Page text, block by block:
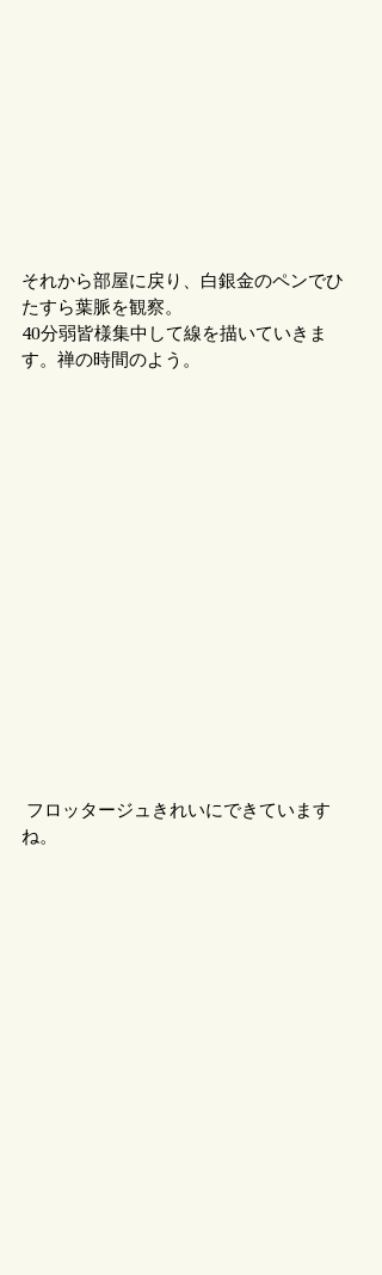
それから部屋に戻り、白銀金のペンでひ
たすら葉脈を観察。
40分弱皆様集中して線を描いていきま
す。禅の時間のよう。
ね。